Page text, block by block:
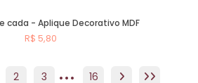
cada - Aplique Decorativo MDF
R$ 5,80
Comprar
2 3 4 7
... 16